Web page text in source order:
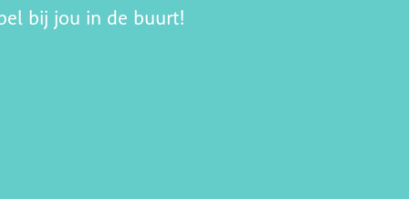
bij jou in de buurt!